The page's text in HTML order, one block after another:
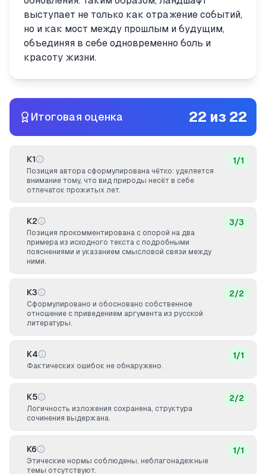
выступает не только как отражение событий,
но и как мост между прошлым и будущим,
объединяя в себе одновременно боль и
красоту жизни.
Итоговая оценка 22 из 22
К1
Позиция автора сформулирована чётко: уделяется
внимание тому, что вид природы несёт в себе
отпечаток прожитых лет.
1/1
К2
Позиция прокомментирована с опорой на два
примера из исходного текста с подробными
пояснениями и указанием смысловой связи между
ними.
3/3
К3
Сформулировано и обосновано собственное
отношение с приведением аргумента из русской
литературы.
2/2
К4
Фактических ошибок не обнаружено.
1/1
К5
Логичность изложения сохранена, структура
сочинения выдержана.
2/2
К6
Этические нормы соблюдены, неблагонадежные
темы отсутствуют.
1/1